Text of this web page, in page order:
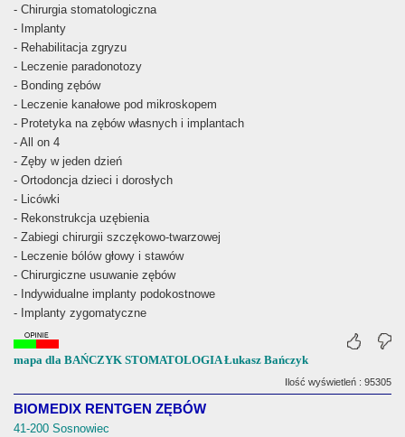
- Chirurgia stomatologiczna
- Implanty
- Rehabilitacja zgryzu
- Leczenie paradonotozy
- Bonding zębów
- Leczenie kanałowe pod mikroskopem
- Protetyka na zębów własnych i implantach
- All on 4
- Zęby w jeden dzień
- Ortodoncja dzieci i dorosłych
- Licówki
- Rekonstrukcja uzębienia
- Zabiegi chirurgii szczękowo-twarzowej
- Leczenie bólów głowy i stawów
- Chirurgiczne usuwanie zębów
- Indywidualne implanty podokostnowe
- Implanty zygomatyczne
mapa dla BAŃCZYK STOMATOLOGIA Łukasz Bańczyk
Ilość wyświetleń : 95305
BIOMEDIX RENTGEN ZĘBÓW
41-200 Sosnowiec